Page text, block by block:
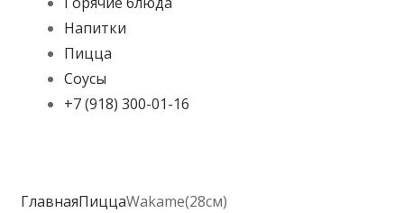
Напитки
Пицца
Соусы
+7 (918) 300-01-16
ГлавнаяПиццаWakame(28см)